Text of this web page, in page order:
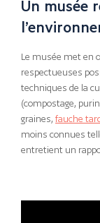
Un musée
Le musée met en
respectueuses
techniques de la
(compostage,
graines, fauche
moins connues
entretient un